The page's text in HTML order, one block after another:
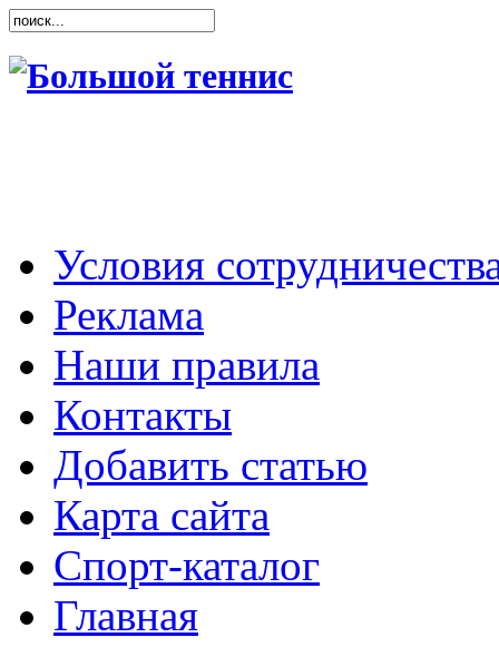
Условия
Реклама
Наши правила
Контакты
Добавить статью
Карта сайта
Спорт-каталог
Главная